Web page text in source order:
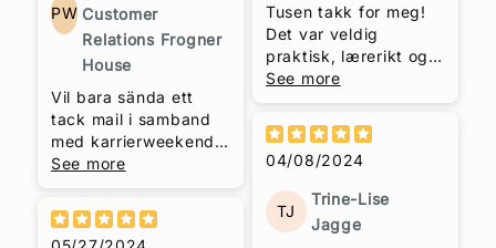
PW Customer
Relations Frogner
House
Vil bara sända ett
tack mail i samband
med karrierweekend
på Geilo. Vin
provningen du
arrangerade var
verkligen ett gott
See more
Tusen takk for meg!
Det var veldig
praktisk, lærerikt og
morsomt! Du er flink
Trude Helén Hole
Wenche Steen, daglig
leder og eier Hud og
Hår Klinikken
See more
04/08/2024
TJ
Trine-Lise
Jagge